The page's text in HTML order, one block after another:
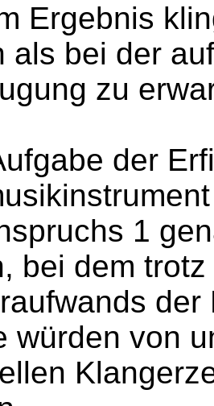
Ergebnis
als bei der
zu
der
1
bei dem
würden von